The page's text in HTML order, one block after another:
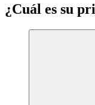
¿Cuál es su